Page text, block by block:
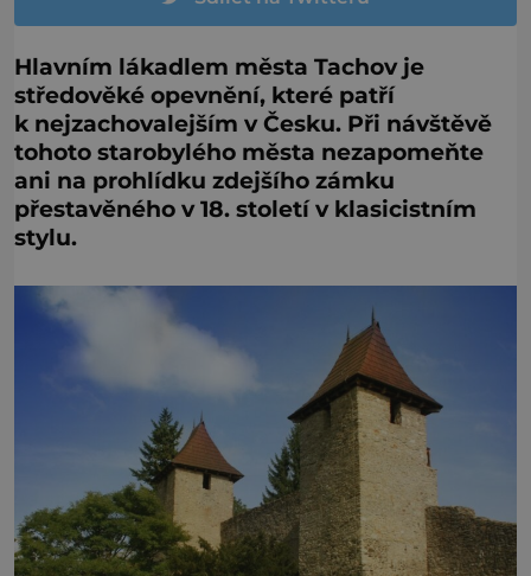
Hlavním lákadlem města Tachov je
středověké opevnění, které patří
k nejzachovalejším v Česku. Při návštěvě
tohoto starobylého města nezapomeňte
ani na prohlídku zdejšího zámku
přestavěného v 18. století v klasicistním
stylu.